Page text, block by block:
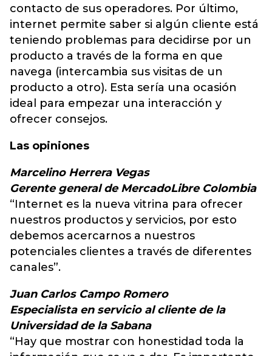
contacto de sus operadores. Por último,
internet permite saber si algún cliente está
teniendo problemas para decidirse por un
producto a través de la forma en que
navega (intercambia sus visitas de un
producto a otro). Esta sería una ocasión
ideal para empezar una interacción y
ofrecer consejos.
Las opiniones
Marcelino Herrera Vegas
Gerente general de MercadoLibre Colombia
“Internet es la nueva vitrina para ofrecer
nuestros productos y servicios, por esto
debemos acercarnos a nuestros
potenciales clientes a través de diferentes
canales”.
Juan Carlos Campo Romero
Especialista en servicio al cliente de la
Universidad de la Sabana
“Hay que mostrar con honestidad toda la